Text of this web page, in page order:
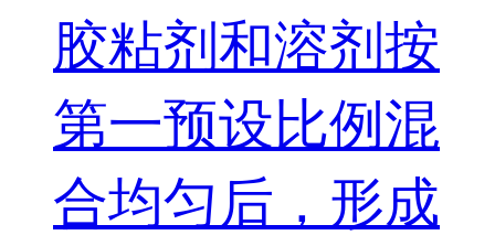
胶粘剂和溶剂按
第一预设比例混
合均匀后，形成